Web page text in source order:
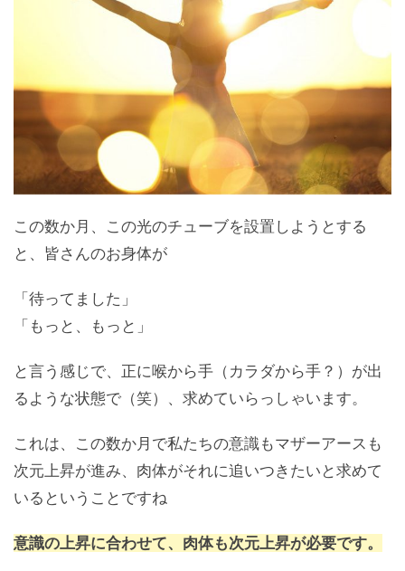
この数か月、この光のチューブを設置しようとする
と、皆さんのお身体が
「待ってました」
「もっと、もっと」
と言う感じで、正に喉から手（カラダから手？）が出
るような状態で（笑）、求めていらっしゃいます。
これは、この数か月で私たちの意識もマザーアースも
次元上昇が進み、肉体がそれに追いつきたいと求めて
いるということですね
意識の上昇に合わせて、肉体も次元上昇が必要です。